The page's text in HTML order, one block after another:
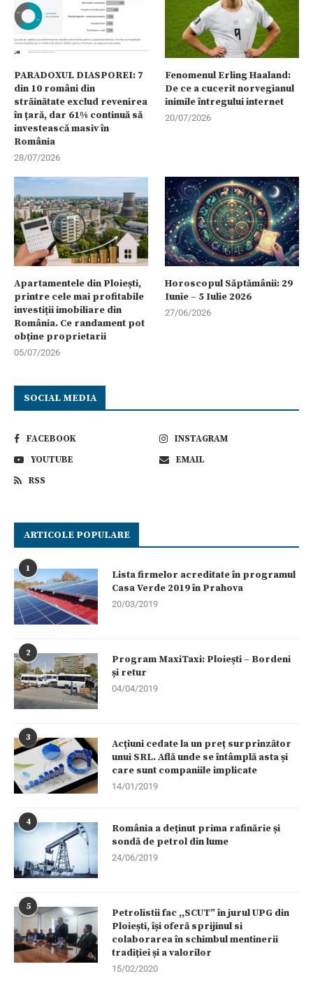
PARADOXUL DIASPOREI: 7
din 10 români din
străinătate exclud revenirea
în țară, dar 61% continuă să
investească masiv în
România
28/07/2026
Fenomenul Erling Haaland:
De ce a cucerit norvegianul
inimile întregului internet
20/07/2026
Apartamentele din Ploiești,
printre cele mai profitabile
investiții imobiliare din
România. Ce randament pot
obține proprietarii
05/07/2026
Horoscopul Săptămânii: 29
Iunie – 5 Iulie 2026
27/06/2026
SOCIAL MEDIA
FACEBOOK
INSTAGRAM
YOUTUBE
EMAIL
RSS
ARTICOLE POPULARE
1
Lista firmelor acreditate în programul
Casa Verde 2019 în Prahova
20/03/2019
2
Program MaxiTaxi: Ploiești – Bordeni
și retur
04/04/2019
3
Acțiuni cedate la un preț surprinzător
unui SRL. Află unde se întâmplă asta și
care sunt companiile implicate
14/01/2019
4
România a deținut prima rafinărie și
sondă de petrol din lume
24/06/2019
5
Petrolistii fac ,,SCUT” în jurul UPG din
Ploiești, își oferă sprijinul si
colaborarea în schimbul mentinerii
tradiției și a valorilor
15/02/2020